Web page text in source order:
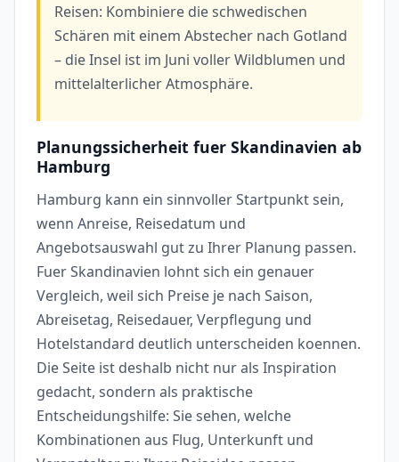
Reisen: Kombiniere die schwedischen
Schären mit einem Abstecher nach Gotland
– die Insel ist im Juni voller Wildblumen und
mittelalterlicher Atmosphäre.
Planungssicherheit fuer Skandinavien ab
Hamburg
Hamburg kann ein sinnvoller Startpunkt sein,
wenn Anreise, Reisedatum und
Angebotsauswahl gut zu Ihrer Planung passen.
Fuer Skandinavien lohnt sich ein genauer
Vergleich, weil sich Preise je nach Saison,
Abreisetag, Reisedauer, Verpflegung und
Hotelstandard deutlich unterscheiden koennen.
Die Seite ist deshalb nicht nur als Inspiration
gedacht, sondern als praktische
Entscheidungshilfe: Sie sehen, welche
Kombinationen aus Flug, Unterkunft und